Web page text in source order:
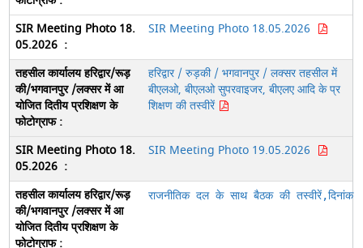
SIR Meeting Photo 18.05.2026
हरिद्वार / रुड़की / भगवानपुर / लक्सर तहसील में
बीएलओ, बीएलओ सुपरवाइजर, बीएलए आदि के प्र
शिक्षण की तस्वीरें
SIR Meeting Photo 19.05.2026
राजनीतिक दल के साथ बैठक की